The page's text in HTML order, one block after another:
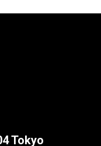
Tokyo